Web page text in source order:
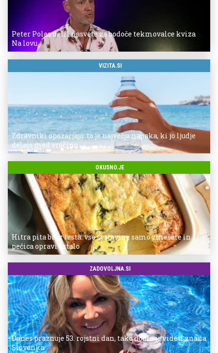
Peter Poles delil nasvete za bodoče tekmovalce kviza
Na lovu
VIZITA.SI
Zdravniki opozarjajo: to je največja napaka, ki jo ljudje
delajo med vročino
OKUSNO.JE
Hitra pita brez testa: vse sestavine samo zmešate in
pečica opravi ostalo
ZADOVOLJNA.SI
Danes praznuje 53. rojstni dan, tako dobro je videti znana
Slovenka